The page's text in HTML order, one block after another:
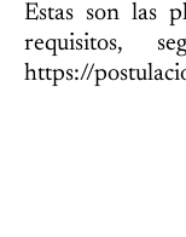
Estas son las
requisitos,
https://